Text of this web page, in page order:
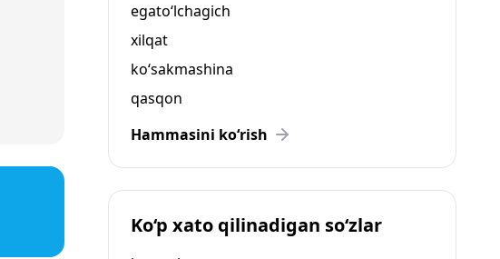
egato‘lchagich
xilqat
ko‘sakmashina
qasqon
Hammasini ko‘rish
Ko‘p xato qilinadigan so‘zlar